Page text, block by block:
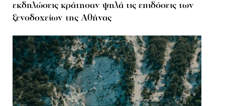
εκδηλώσεις κράτησαν ψηλά τις επιδόσεις των
ξενοδοχείων της Αθήνας